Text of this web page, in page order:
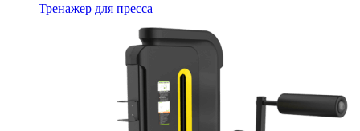
Тренажер для пресса